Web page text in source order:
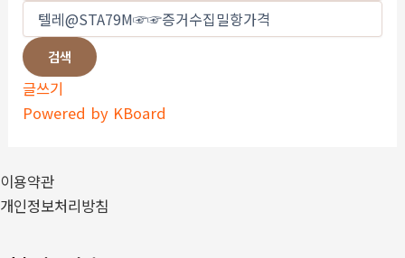
검색
글쓰기
Powered by KBoard
이용약관
개인정보처리방침